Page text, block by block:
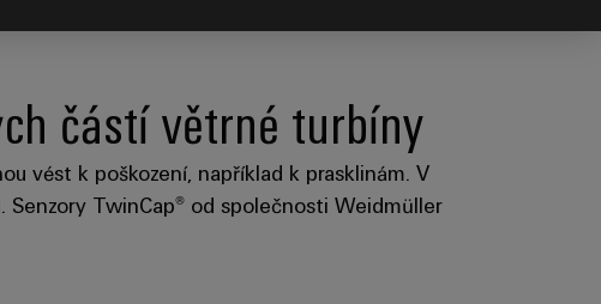
částí větrné turbíny
vést k poškození, například k prasklinám. V
TwinCap® od společnosti Weidmüller